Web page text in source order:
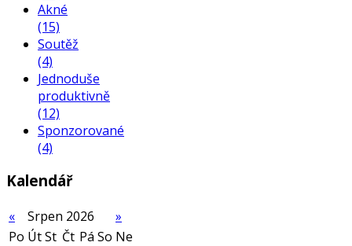
Akné
(15)
Soutěž
(4)
Jednoduše
produktivně
(12)
Sponzorované
(4)
Kalendář
« Srpen 2026
»
Po ÚtSt Čt Pá So Ne